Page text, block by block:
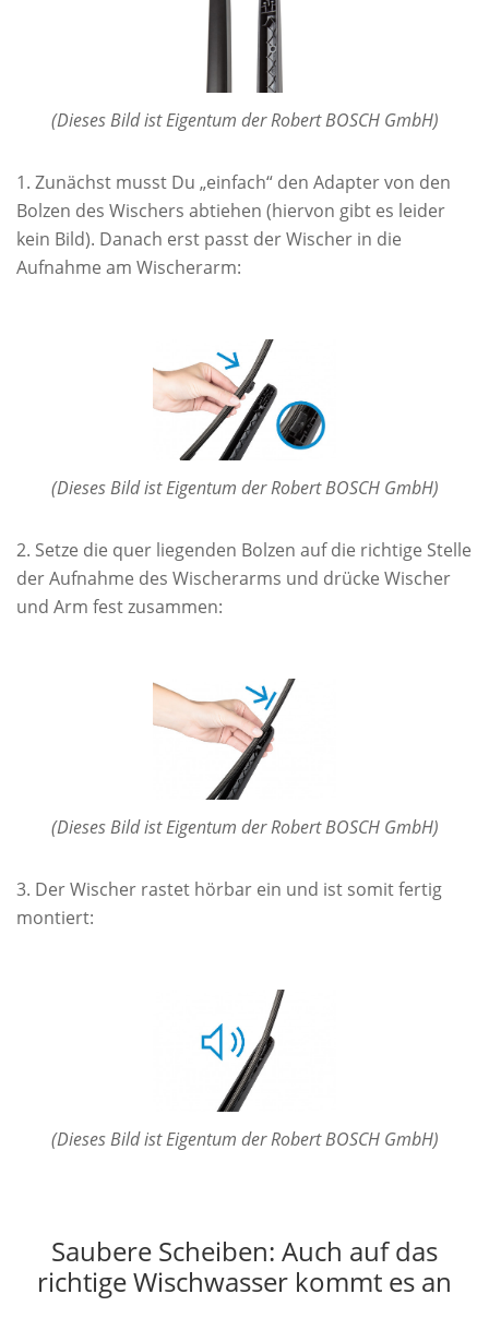
(Dieses Bild ist Eigentum der Robert BOSCH GmbH)
Zunächst musst Du „einfach“ den Adapter von den
Bolzen des Wischers abtiehen (hiervon gibt es leider
kein Bild). Danach erst passt der Wischer in die
Aufnahme am Wischerarm:
(Dieses Bild ist Eigentum der Robert BOSCH GmbH)
Setze die quer liegenden Bolzen auf die richtige Stelle
der Aufnahme des Wischerarms und drücke Wischer
und Arm fest zusammen:
(Dieses Bild ist Eigentum der Robert BOSCH GmbH)
Der Wischer rastet hörbar ein und ist somit fertig
montiert:
(Dieses Bild ist Eigentum der Robert BOSCH GmbH)
Saubere Scheiben: Auch auf das
richtige Wischwasser kommt es an